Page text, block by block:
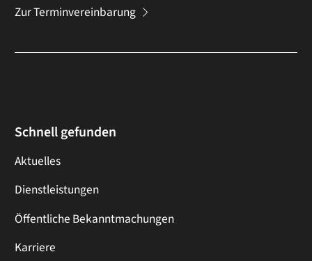
Zur Terminvereinbarung
Schnell gefunden
Aktuelles
Dienstleistungen
Öffentliche Bekanntmachungen
Karriere